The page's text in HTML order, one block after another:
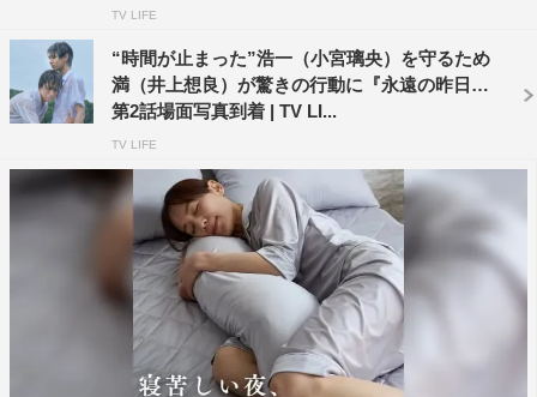
皆さま、『永遠の昨日』が帰ってきますよー！
小林監督が再編集してくださり、完全版として再び放映さ
れるのです。これは大変珍しい試みとのことで、この作品
を愛してくださり、たくさんの感想や応援を届けてくださ
った皆さまのおかげです。原作者として、心から御礼申し
上げます。
昨年、夏の雨とともに現れた浩一とみっちゃん（満）。2
人の物語は桜の中で再編集され、緑の輝く頃、再び皆さま
にお目にかかります。初めてご覧になる方も、2回目の方
も、「いやもう数え切れないです」な方も、楽しみにお待
ちくださいませ！
TV LIFE
“時間が止まった”浩一（小宮璃央）を守るため
満（井上想良）が驚きの行動に『永遠の昨日』
第2話場面写真到着 | TV LI...
TV LIFE